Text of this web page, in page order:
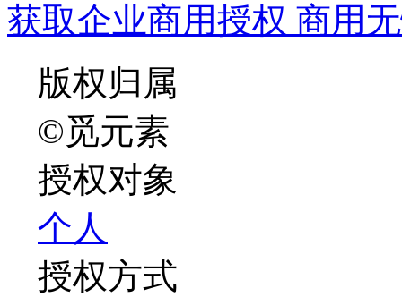
获取企业商用授权 商用
版权归属
©觅元素
授权对象
个人
授权方式